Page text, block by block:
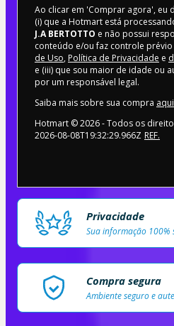
Ao clicar em 'Comprar agora', eu
(i) que a Hotmart está
J.A BERTOTTO e não possui
conteúdo e/ou faz controle prévio
de Uso, Política de Privacidade e
e (iii) que sou maior de idade ou
por um responsável legal.
Saiba mais sobre sua compra aqui
Hotmart ©2026- Todos os
2026-08-08T19:32:29.966Z REF.
Privacidade
Sua informação 100%
Compra segura
Ambiente seguro e